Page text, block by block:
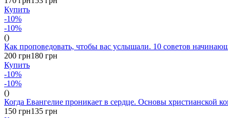
Купить
-10%
-10%
()
Как проповедовать, чтобы вас услышали. 10 советов
200 грн180 грн
Купить
-10%
-10%
()
Когда Евангелие проникает в сердце. Основы христианской
150 грн135 грн